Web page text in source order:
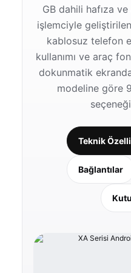
GB dahili hafıza
işlemciyle
kablosuz telefon
kullanımı ve araç
dokunmatik
modeline göre
Teknik
Bağlantılar